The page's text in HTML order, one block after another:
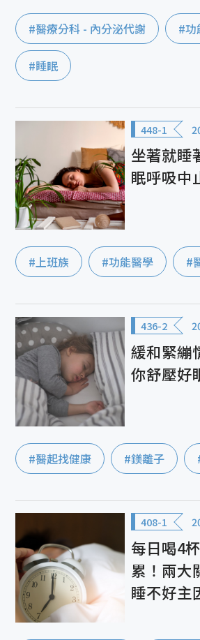
#醫療分科 - 內分泌代謝 #功
#睡眠
448-1
坐著就睡
眠呼吸中
#上班族 #功能醫學 #
436-2
緩和緊繃
你舒壓好
#醫起找健康 #鎂離子
408-1
每日喝4
累！兩大
睡不好主